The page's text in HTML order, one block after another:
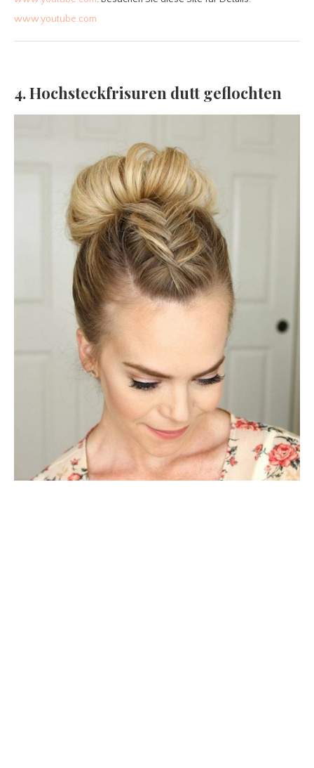
www.youtube.com
4. Hochsteckfrisuren dutt geflochten